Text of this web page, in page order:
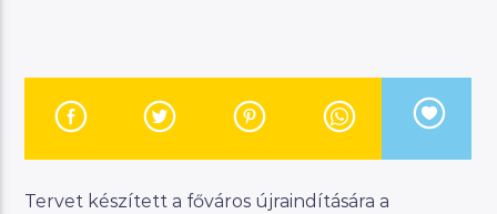
Manna FM
Tervet készített a főváros újraindítására a